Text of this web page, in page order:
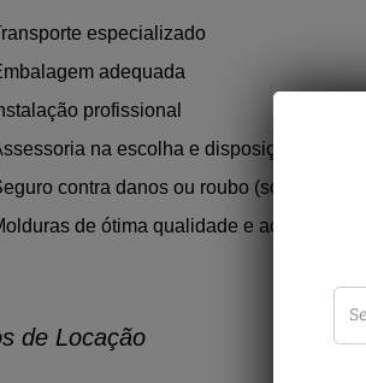
especializado
adequada
profissional
na escolha e disposição das
contra danos ou roubo (sob consulta)
de ótima qualidade e acabamento
de Locação